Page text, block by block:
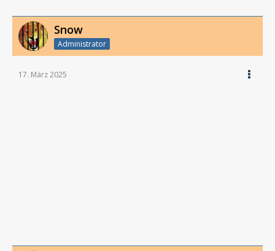
Snow
Administrator
17. März 2025